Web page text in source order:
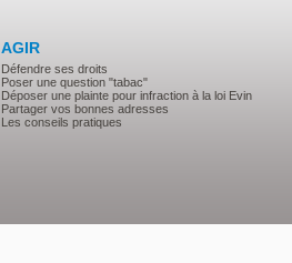
AGIR
Défendre ses droits
Poser une question "tabac"
Déposer une plainte pour infraction à la loi Evin
Partager vos bonnes adresses
Les conseils pratiques